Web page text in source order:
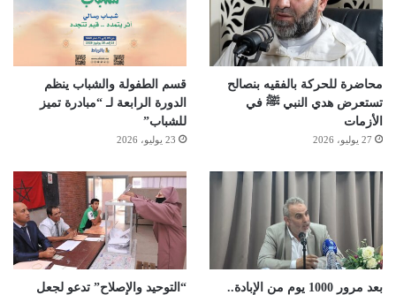
محاضرة للحركة بالفقيه بنصالح
تستعرض هدي النبي ﷺ في
الأزمات
27 يوليو، 2026
قسم الطفولة والشباب ينظم
الدورة الرابعة لـ “مبادرة تميز
للشباب”
23 يوليو، 2026
بعد مرور 1000 يوم من الإبادة..
“التوحيد والإصلاح” تدعو لجعل